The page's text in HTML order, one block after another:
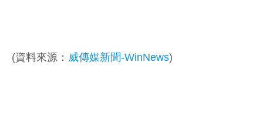
(資料來源： 威傳媒新聞-WinNews)